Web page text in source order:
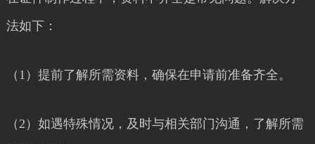
法如下：
（1）提前了解所需资料，确保在申请前准备齐全。
（2）如遇特殊情况，及时与相关部门沟通，了解所需